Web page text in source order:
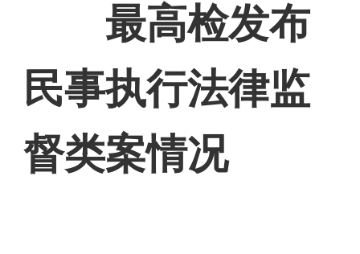
最高检发布
民事执行法律监
督类案情况